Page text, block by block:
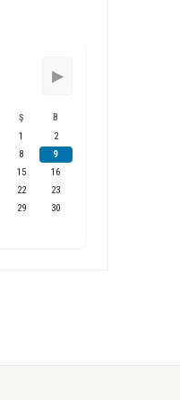
▶
Ş B
1
2
8
9
15
16
22
23
29
30